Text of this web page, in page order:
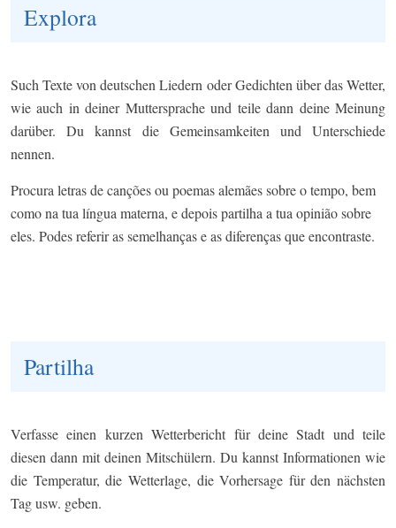
Explora
Such Texte von deutschen Liedern oder Gedichten über das Wetter,
wie auch in deiner Muttersprache und teile dann deine Meinung
darüber. Du kannst die Gemeinsamkeiten und Unterschiede
nennen.
Procura letras de canções ou poemas alemães sobre o tempo, bem
como na tua língua materna, e depois partilha a tua opinião sobre
eles. Podes referir as semelhanças e as diferenças que encontraste.
Partilha
Verfasse einen kurzen Wetterbericht für deine Stadt und teile
diesen dann mit deinen Mitschülern. Du kannst Informationen wie
die Temperatur, die Wetterlage, die Vorhersage für den nächsten
Tag usw. geben.